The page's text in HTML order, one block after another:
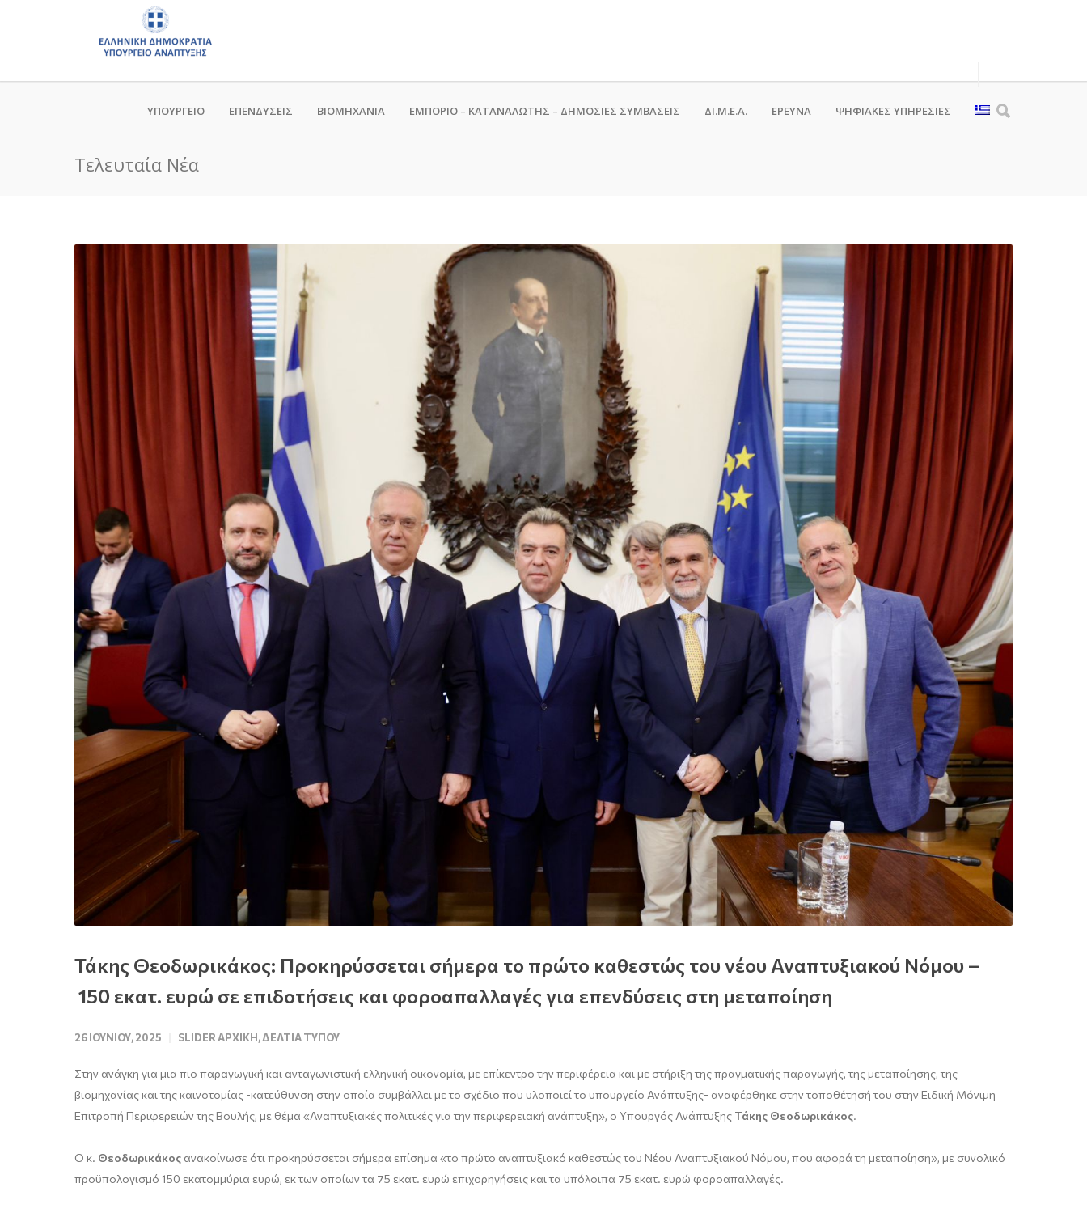
ΥΠΟΥΡΓΕΙΟ ΕΠΕΝΔΥΣΕΙΣ ΒΙΟΜΗΧΑΝΙΑ ΕΜΠΟΡΙΟ – ΚΑΤΑΝΑΛΩΤΗΣ – ΔΗΜΟΣΙΕΣ ΣΥΜΒΑΣΕΙΣ ΔΙ.Μ.Ε.Α. ΕΡΕΥΝΑ ΨΗΦΙΑΚΈΣ ΥΠΗΡΕΣΊΕΣ
Τελευταία Νέα
Τάκης Θεοδωρικάκος: Προκηρύσσεται σήμερα το πρώτο καθεστώς του νέου Αναπτυξιακού Νόμου –
150 εκατ. ευρώ σε επιδοτήσεις και φοροαπαλλαγές για επενδύσεις στη μεταποίηση
26 ΙΟΥΝΊΟΥ, 2025 SLIDER ΑΡΧΙΚΉ,ΔΕΛΤΊΑ ΤΎΠΟΥ
Στην ανάγκη για μια πιο παραγωγική και ανταγωνιστική ελληνική οικονομία, με επίκεντρο την περιφέρεια και με στήριξη της πραγματικής παραγωγής, της μεταποίησης, της
βιομηχανίας και της καινοτομίας -κατεύθυνση στην οποία συμβάλλει με το σχέδιο που υλοποιεί το υπουργείο Ανάπτυξης- αναφέρθηκε στην τοποθέτησή του στην Ειδική Μόνιμη
Επιτροπή Περιφερειών της Βουλής, με θέμα «Αναπτυξιακές πολιτικές για την περιφερειακή ανάπτυξη», ο Υπουργός Ανάπτυξης Τάκης Θεοδωρικάκος.
Ο κ. Θεοδωρικάκος ανακοίνωσε ότι προκηρύσσεται σήμερα επίσημα «το πρώτο αναπτυξιακό καθεστώς του Νέου Αναπτυξιακού Νόμου, που αφορά τη μεταποίηση», με συνολικό
προϋπολογισμό 150 εκατομμύρια ευρώ, εκ των οποίων τα 75 εκατ. ευρώ επιχορηγήσεις και τα υπόλοιπα 75 εκατ. ευρώ φοροαπαλλαγές.